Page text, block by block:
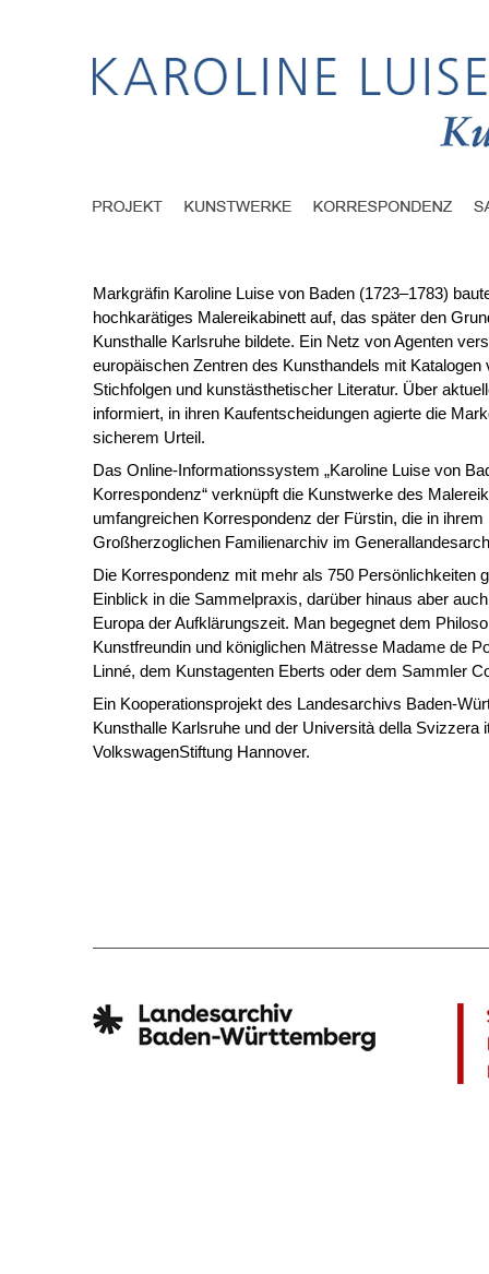
Markgräfin Karoline Luise von Baden (1723–1783)
hochkarätiges Malereikabinett auf, das später den
Kunsthalle Karlsruhe bildete. Ein Netz von Agenten
europäischen Zentren des Kunsthandels mit Katalogen
Stichfolgen und kunstästhetischer Literatur. Über
informiert, in ihren Kaufentscheidungen agierte die
sicherem Urteil.
Das Online-Informationssystem „Karoline Luise von
Korrespondenz“ verknüpft die Kunstwerke des
umfangreichen Korrespondenz der Fürstin, die in
Großherzoglichen Familienarchiv im
Die Korrespondenz mit mehr als 750 Persönlichkeiten
Einblick in die Sammelpraxis, darüber hinaus aber
Europa der Aufklärungszeit. Man begegnet dem
Kunstfreundin und königlichen Mätresse Madame de
Linné, dem Kunstagenten Eberts oder dem Sammler
Ein Kooperationsprojekt des Landesarchivs Baden-
Kunsthalle Karlsruhe und der Università della Svizzera
VolkswagenStiftung Hannover.